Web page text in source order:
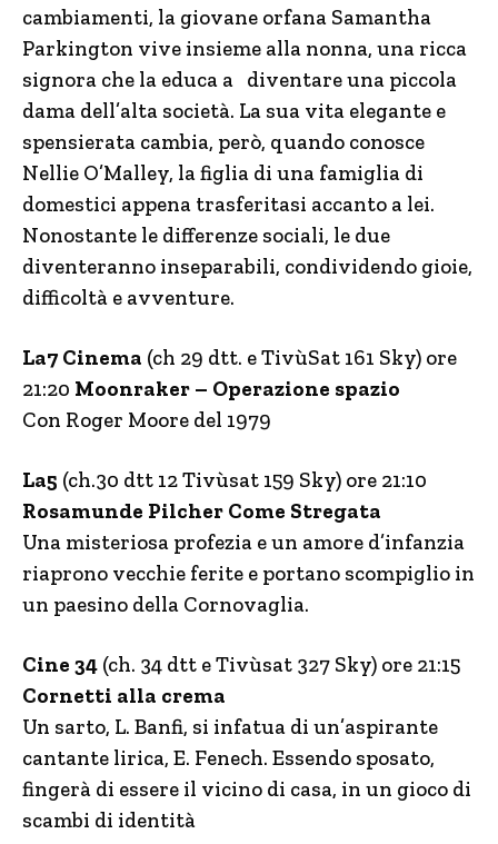
cambiamenti, la giovane orfana Samantha
Parkington vive insieme alla nonna, una ricca
signora che la educa a diventare una piccola
dama dell’alta società. La sua vita elegante e
spensierata cambia, però, quando conosce
Nellie O’Malley, la figlia di una famiglia di
domestici appena trasferitasi accanto a lei.
Nonostante le differenze sociali, le due
diventeranno inseparabili, condividendo gioie,
difficoltà e avventure.
La7 Cinema (ch 29 dtt. e TivùSat 161 Sky) ore
21:20 Moonraker – Operazione spazio
Con Roger Moore del 1979
La5 (ch.30 dtt 12 Tivùsat 159 Sky) ore 21:10
Rosamunde Pilcher Come Stregata
Una misteriosa profezia e un amore d’infanzia
riaprono vecchie ferite e portano scompiglio in
un paesino della Cornovaglia.
Cine 34 (ch. 34 dtt e Tivùsat 327 Sky) ore 21:15
Cornetti alla crema
Un sarto, L. Banfi, si infatua di un’aspirante
cantante lirica, E. Fenech. Essendo sposato,
fingerà di essere il vicino di casa, in un gioco di
scambi di identità